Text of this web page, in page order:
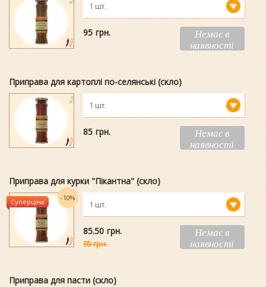
1 шт.
95 гpн.
Немає в
наявності
Приправа для картоплі по-селянські (скло)
1 шт.
85 гpн.
Немає в
наявності
Приправа для курки "Пікантна" (скло)
Суперціна -10%
1 шт.
85.50 гpн.
95 грн.
Немає в
наявності
Приправа для пасти (скло)